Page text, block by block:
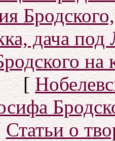
дача под
[
Статьи о